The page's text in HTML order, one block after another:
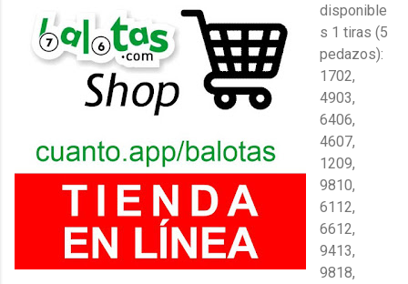
disponible
s 1 tiras (5
pedazos):
1702,
4903,
6406,
4607,
1209,
9810,
6112,
6612,
9413,
9818,